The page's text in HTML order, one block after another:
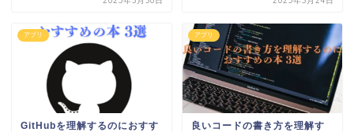
アプリ
GitHubを理解するのにおすす
アプリ
良いコードの書き方を理解す